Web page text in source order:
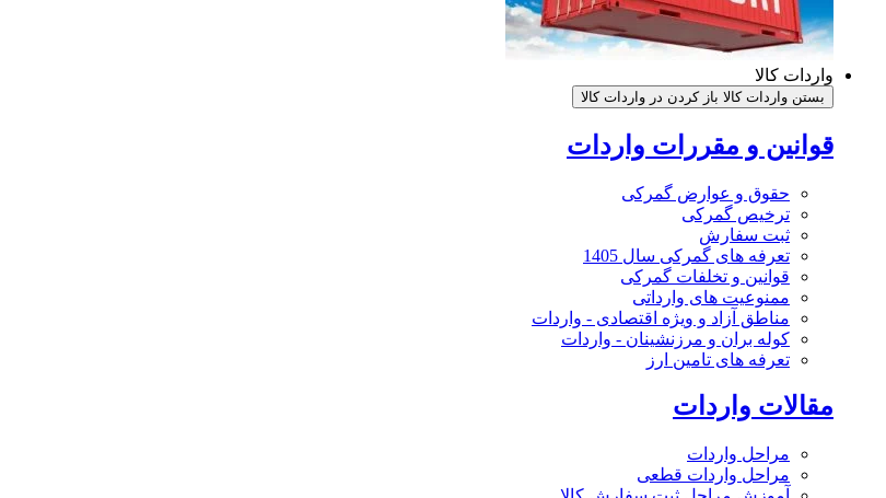
واردات کالا
بستن واردات کالا باز کردن در واردات کالا
قوانین و مقررات واردات
حقوق و عوارض گمرکی
ترخیص گمرکی
ثبت سفارش
تعرفه های گمرکی سال 1405
قوانین و تخلفات گمرکی
ممنوعیت های وارداتی
مناطق آزاد و ویژه اقتصادی - واردات
کوله بران و مرزنشینان - واردات
تعرفه های تامین ارز
مقالات واردات
مراحل واردات
مراحل واردات قطعی